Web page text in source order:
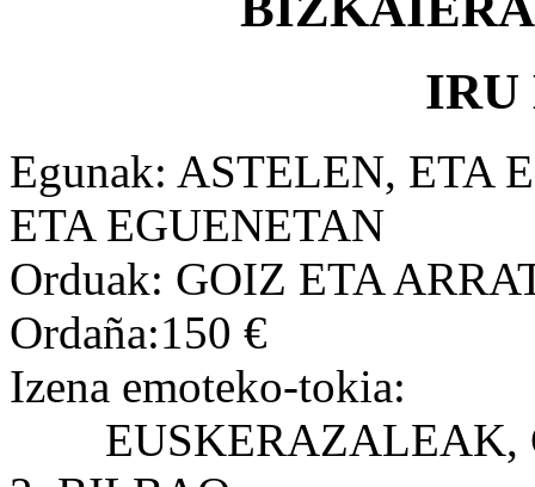
Egunak: ASTELEN, ETA
ETA EGUENETAN
Orduak: GOIZ ETA
Ordaña:150 €
Izena emoteko-tokia:
EUSKERAZALEAK,